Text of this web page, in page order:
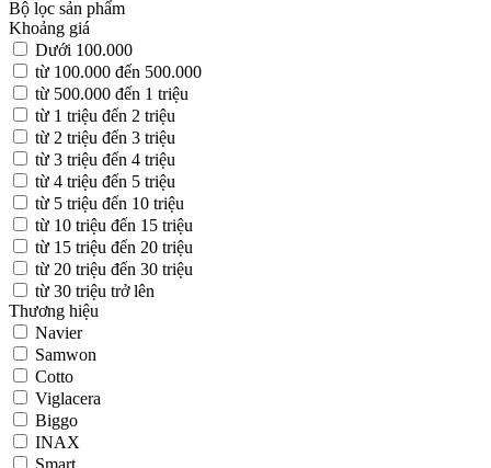
Bộ lọc sản phẩm
Khoảng giá
Dưới 100.000
từ 100.000 đến 500.000
từ 500.000 đến 1 triệu
từ 1 triệu đến 2 triệu
từ 2 triệu đến 3 triệu
từ 3 triệu đến 4 triệu
từ 4 triệu đến 5 triệu
từ 5 triệu đến 10 triệu
từ 10 triệu đến 15 triệu
từ 15 triệu đến 20 triệu
từ 20 triệu đến 30 triệu
từ 30 triệu trở lên
Thương hiệu
Navier
Samwon
Cotto
Viglacera
Biggo
INAX
Smart